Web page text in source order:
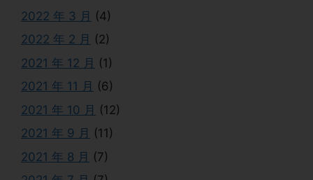
2022 年 3 月 (4)
2022 年 2 月 (2)
2021 年 12 月 (1)
2021 年 11 月 (6)
2021 年 10 月 (12)
2021 年 9 月 (11)
2021 年 8 月 (7)